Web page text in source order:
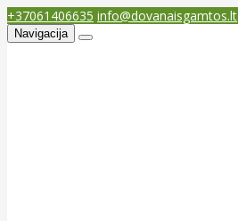
+37061406635 info@dovanaisgamtos.lt
Navigacija